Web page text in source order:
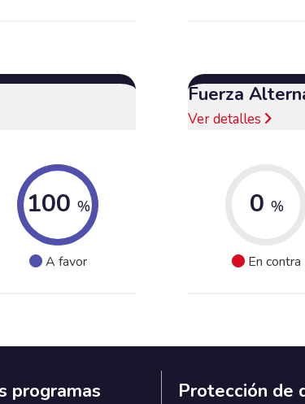
100 %
A favor
Fuerza
Ver detalles
0 %
En contra
programas Protección de